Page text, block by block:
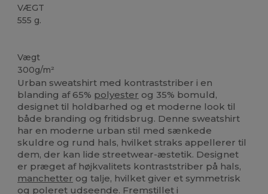
VÆGT
555 g.
Vægt
300g/m²
Urban sweatshirt med kontraststriber i en
blanding af 65% polyester og 35% bomuld,
designet til holdbarhed og et moderne look til
både branding og fritidsbrug. Denne sweatshirt
har en moderne urban stil med sænkede
skuldre og rund hals, hvilket straks appellerer til
dem, der kan lide streetwear-æstetik. Designet
er præget af højkvalitets kontraststriber på hals,
manchetter og talje, hvilket giver et symmetrisk
og poleret udseende. Fremstillet i